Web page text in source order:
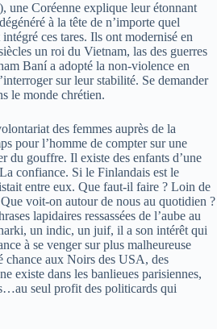
), une Coréenne explique leur étonnant
à la tête de n’importe quel
ces tares. Ils ont modernisé en
un roi du Vietnam, las des guerres
Baní a adopté la non-violence en
sur leur stabilité. Se demander
le monde chrétien.
des femmes auprès de la
pour l’homme de compter sur une
du gouffre. Il existe des enfants d’une
confiance. Si le Finlandais est le
entre eux. Que faut-il faire ? Loin de
voit-on autour de nous au quotidien ?
lapidaires ressassées de l’aube au
un indic, un juif, il a son intérêt qui
à se venger sur plus malheureuse
chance aux Noirs des USA, des
existe dans les banlieues parisiennes,
seul profit des politicards qui